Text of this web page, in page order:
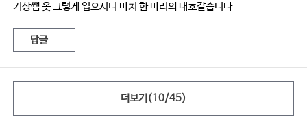
기상쌤 옷 그렇게 입으시니 마치 한 마리의 대호같습니다
답글
더보기(10/45)